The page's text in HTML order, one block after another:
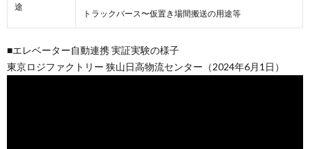
途
トラックバース〜仮置き場間搬送の用途等
■エレベーター自動連携 実証実験の様子
東京ロジファクトリー 狭山日高物流センター（2024年6月1日）